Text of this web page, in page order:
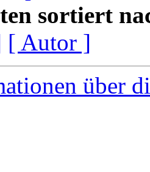
sortiert
[ Autor ]
über